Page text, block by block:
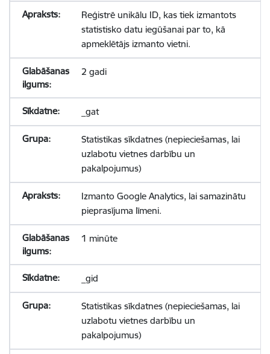
Reģistrē unikālu ID, kas tiek izmantots
statistisko datu iegūšanai par to, kā
apmeklētājs izmanto vietni.
2 gadi
_gat
Statistikas sīkdatnes (nepieciešamas, lai
uzlabotu vietnes darbību un
pakalpojumus)
Izmanto Google Analytics, lai samazinātu
pieprasījuma līmeni.
1 minūte
_gid
Statistikas sīkdatnes (nepieciešamas, lai
uzlabotu vietnes darbību un
pakalpojumus)